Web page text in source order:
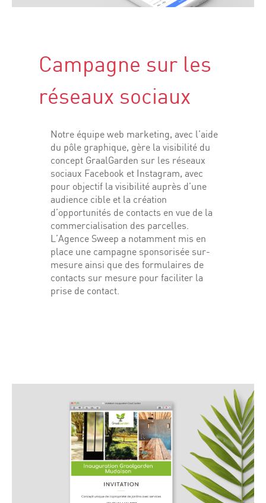
Campagne sur les
réseaux sociaux
Notre équipe web marketing, avec l’aide
du pôle graphique, gère la visibilité du
concept GraalGarden sur les réseaux
sociaux Facebook et Instagram, avec
pour objectif la visibilité auprès d’une
audience cible et la création
d’opportunités de contacts en vue de la
commercialisation des parcelles.
L’Agence Sweep a notamment mis en
place une campagne sponsorisée sur-
mesure ainsi que des formulaires de
contacts sur mesure pour faciliter la
prise de contact.